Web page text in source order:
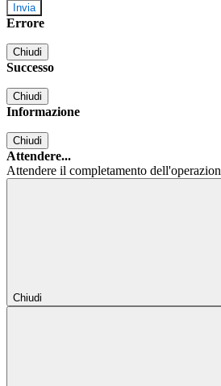
Errore
Chiudi
Successo
Chiudi
Informazione
Chiudi
Attendere...
Attendere il completamento
Chiudi